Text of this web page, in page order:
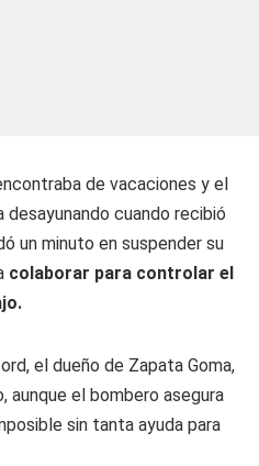
de vacaciones y el
cuando recibió
un minuto en suspender su
colaborar para controlar el
el dueño de Zapata Goma,
aunque el bombero asegura
sin tanta ayuda para